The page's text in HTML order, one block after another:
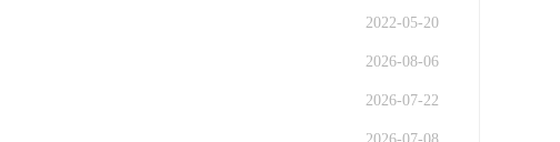
2022-05-20
2026-08-06
2026-07-22